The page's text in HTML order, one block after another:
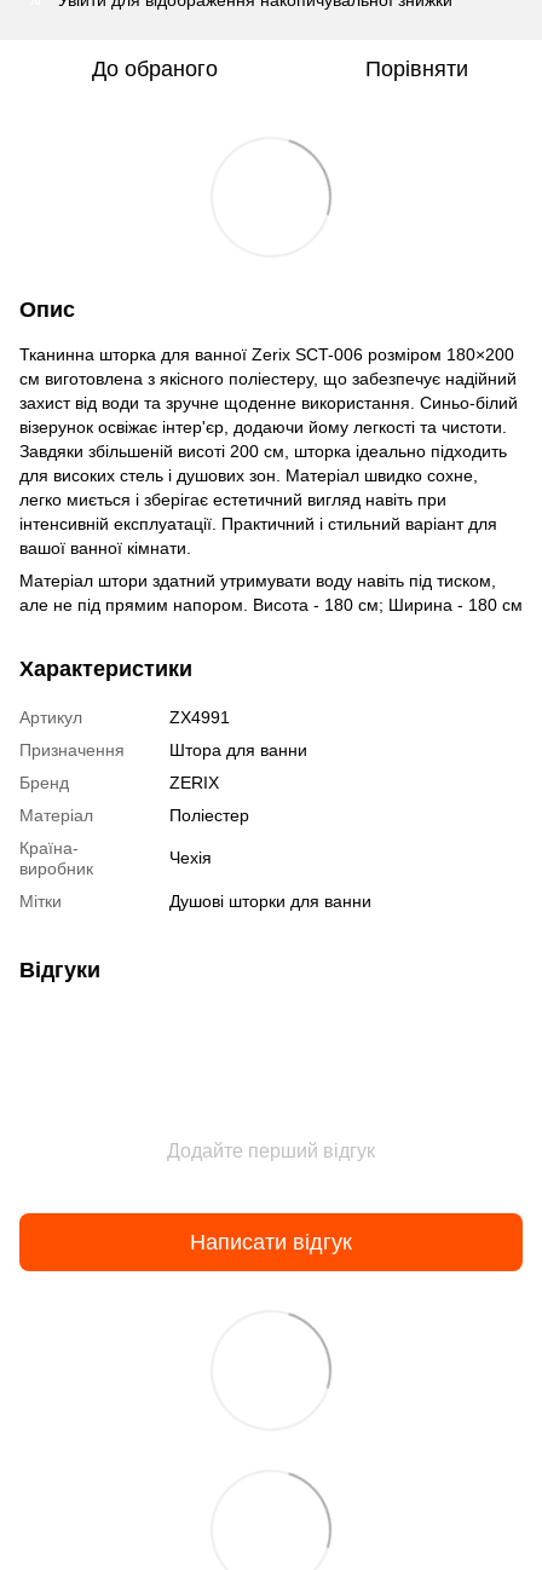
До обраного Порівняти
Опис
Тканинна шторка для ванної Zerix SCT-006 розміром 180×200
см виготовлена з якісного поліестеру, що забезпечує надійний
захист від води та зручне щоденне використання. Синьо-білий
візерунок освіжає інтер'єр, додаючи йому легкості та чистоти.
Завдяки збільшеній висоті 200 см, шторка ідеально підходить
для високих стель і душових зон. Матеріал швидко сохне,
легко миється і зберігає естетичний вигляд навіть при
інтенсивній експлуатації. Практичний і стильний варіант для
вашої ванної кімнати.
Матеріал штори здатний утримувати воду навіть під тиском,
але не під прямим напором. Висота - 180 см; Ширина - 180 см
Характеристики
Артикул
ZX4991
Призначення
Штора для ванни
Бренд
ZERIX
Матеріал
Поліестер
Країна-
виробник
Чехія
Мітки Душові шторки для ванни
Відгуки
Додайте перший відгук
Написати відгук